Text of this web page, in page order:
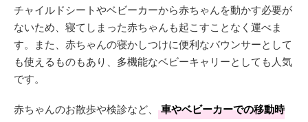
チャイルドシートやベビーカーから赤ちゃんを動かす必要が
ないため、寝てしまった赤ちゃんも起こすことなく運べま
す。また、赤ちゃんの寝かしつけに便利なバウンサーとして
も使えるものもあり、多機能なベビーキャリーとしても人気
です。
赤ちゃんのお散歩や検診など、
車やベビーカーでの移動時